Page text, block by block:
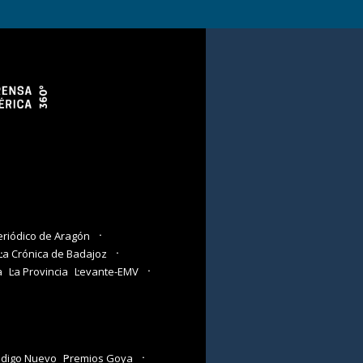
de Aragón
Crónica de Badajoz
La Provincia Levante-EMV
Nuevo Premios Goya